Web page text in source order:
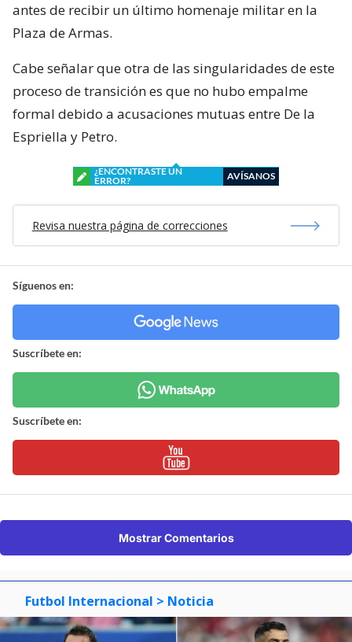
antes de recibir un último homenaje militar en la
Plaza de Armas.
Cabe señalar que otra de las singularidades de este
proceso de transición es que no hubo empalme
formal debido a acusaciones mutuas entre De la
Espriella y Petro.
¿ENCONTRASTE UN
ERROR?
AVÍSANOS
Revisa nuestra página de correcciones
Síguenos en:
Suscríbete en:
Suscríbete en:
Mostrar Comentarios
Futbol Internacional > Noticia